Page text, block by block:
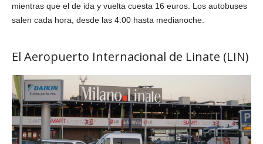
mientras que el de ida y vuelta cuesta 16 euros. Los autobuses
salen cada hora, desde las 4:00 hasta medianoche.
El Aeropuerto Internacional de Linate (LIN)